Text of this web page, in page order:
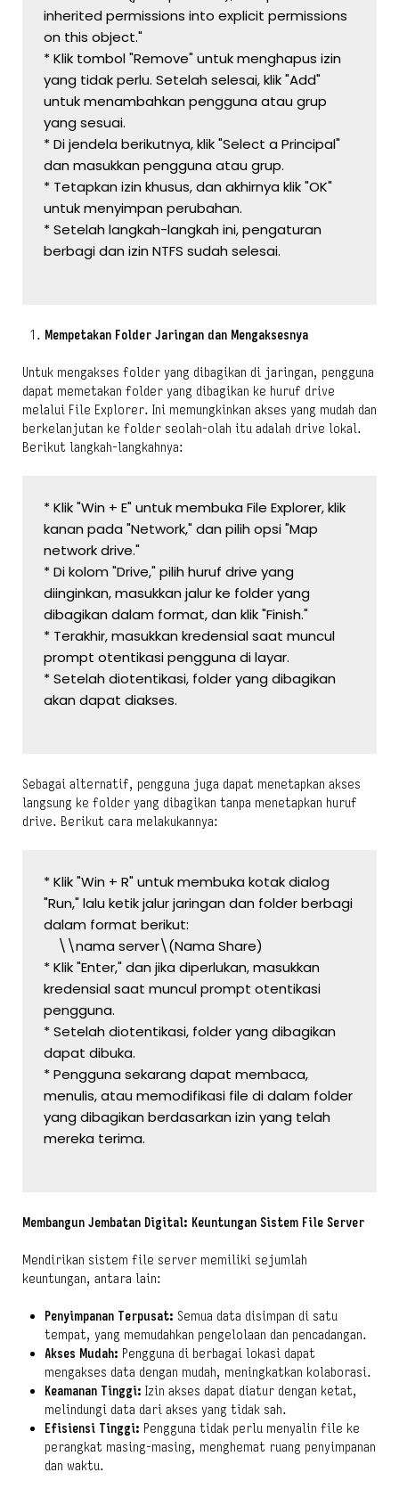
inherited permissions into explicit permissions
on this object."
* Klik tombol "Remove" untuk menghapus izin
yang tidak perlu. Setelah selesai, klik "Add"
untuk menambahkan pengguna atau grup
yang sesuai.
* Di jendela berikutnya, klik "Select a Principal"
dan masukkan pengguna atau grup.
* Tetapkan izin khusus, dan akhirnya klik "OK"
untuk menyimpan perubahan.
* Setelah langkah-langkah ini, pengaturan
berbagi dan izin NTFS sudah selesai.
Mempetakan Folder Jaringan dan Mengaksesnya
Untuk mengakses folder yang dibagikan di jaringan, pengguna
dapat memetakan folder yang dibagikan ke huruf drive
melalui File Explorer. Ini memungkinkan akses yang mudah dan
berkelanjutan ke folder seolah-olah itu adalah drive lokal.
Berikut langkah-langkahnya:
* Klik "Win + E" untuk membuka File Explorer, klik
kanan pada "Network," dan pilih opsi "Map
network drive."
* Di kolom "Drive," pilih huruf drive yang
diinginkan, masukkan jalur ke folder yang
dibagikan dalam format, dan klik "Finish."
* Terakhir, masukkan kredensial saat muncul
prompt otentikasi pengguna di layar.
* Setelah diotentikasi, folder yang dibagikan
akan dapat diakses.
Sebagai alternatif, pengguna juga dapat menetapkan akses
langsung ke folder yang dibagikan tanpa menetapkan huruf
drive. Berikut cara melakukannya:
* Klik "Win + R" untuk membuka kotak dialog
"Run," lalu ketik jalur jaringan dan folder berbagi
dalam format berikut:
    \\nama server\(Nama Share)
* Klik "Enter," dan jika diperlukan, masukkan
kredensial saat muncul prompt otentikasi
pengguna.
* Setelah diotentikasi, folder yang dibagikan
dapat dibuka.
* Pengguna sekarang dapat membaca,
menulis, atau memodifikasi file di dalam folder
yang dibagikan berdasarkan izin yang telah
mereka terima.
Membangun Jembatan Digital: Keuntungan Sistem File Server
Mendirikan sistem file server memiliki sejumlah
keuntungan, antara lain:
Penyimpanan Terpusat: Semua data disimpan di satu
tempat, yang memudahkan pengelolaan dan pencadangan.
Akses Mudah: Pengguna di berbagai lokasi dapat
mengakses data dengan mudah, meningkatkan kolaborasi.
Keamanan Tinggi: Izin akses dapat diatur dengan ketat,
melindungi data dari akses yang tidak sah.
Efisiensi Tinggi: Pengguna tidak perlu menyalin file ke
perangkat masing-masing, menghemat ruang penyimpanan
dan waktu.